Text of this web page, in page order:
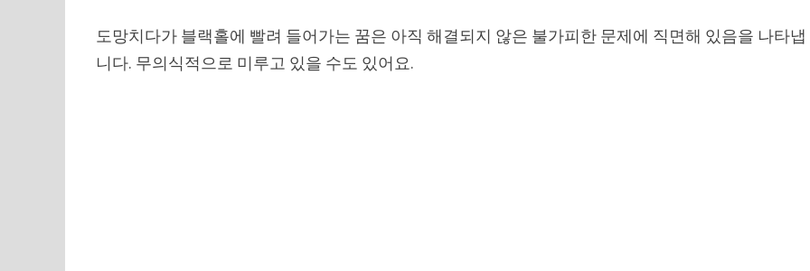
도망치다가 블랙홀에 빨려 들어가는 꿈은 아직 해결되지 않은 불가피한 문제에 직면해 있음을 나타냅
니다. 무의식적으로 미루고 있을 수도 있어요.